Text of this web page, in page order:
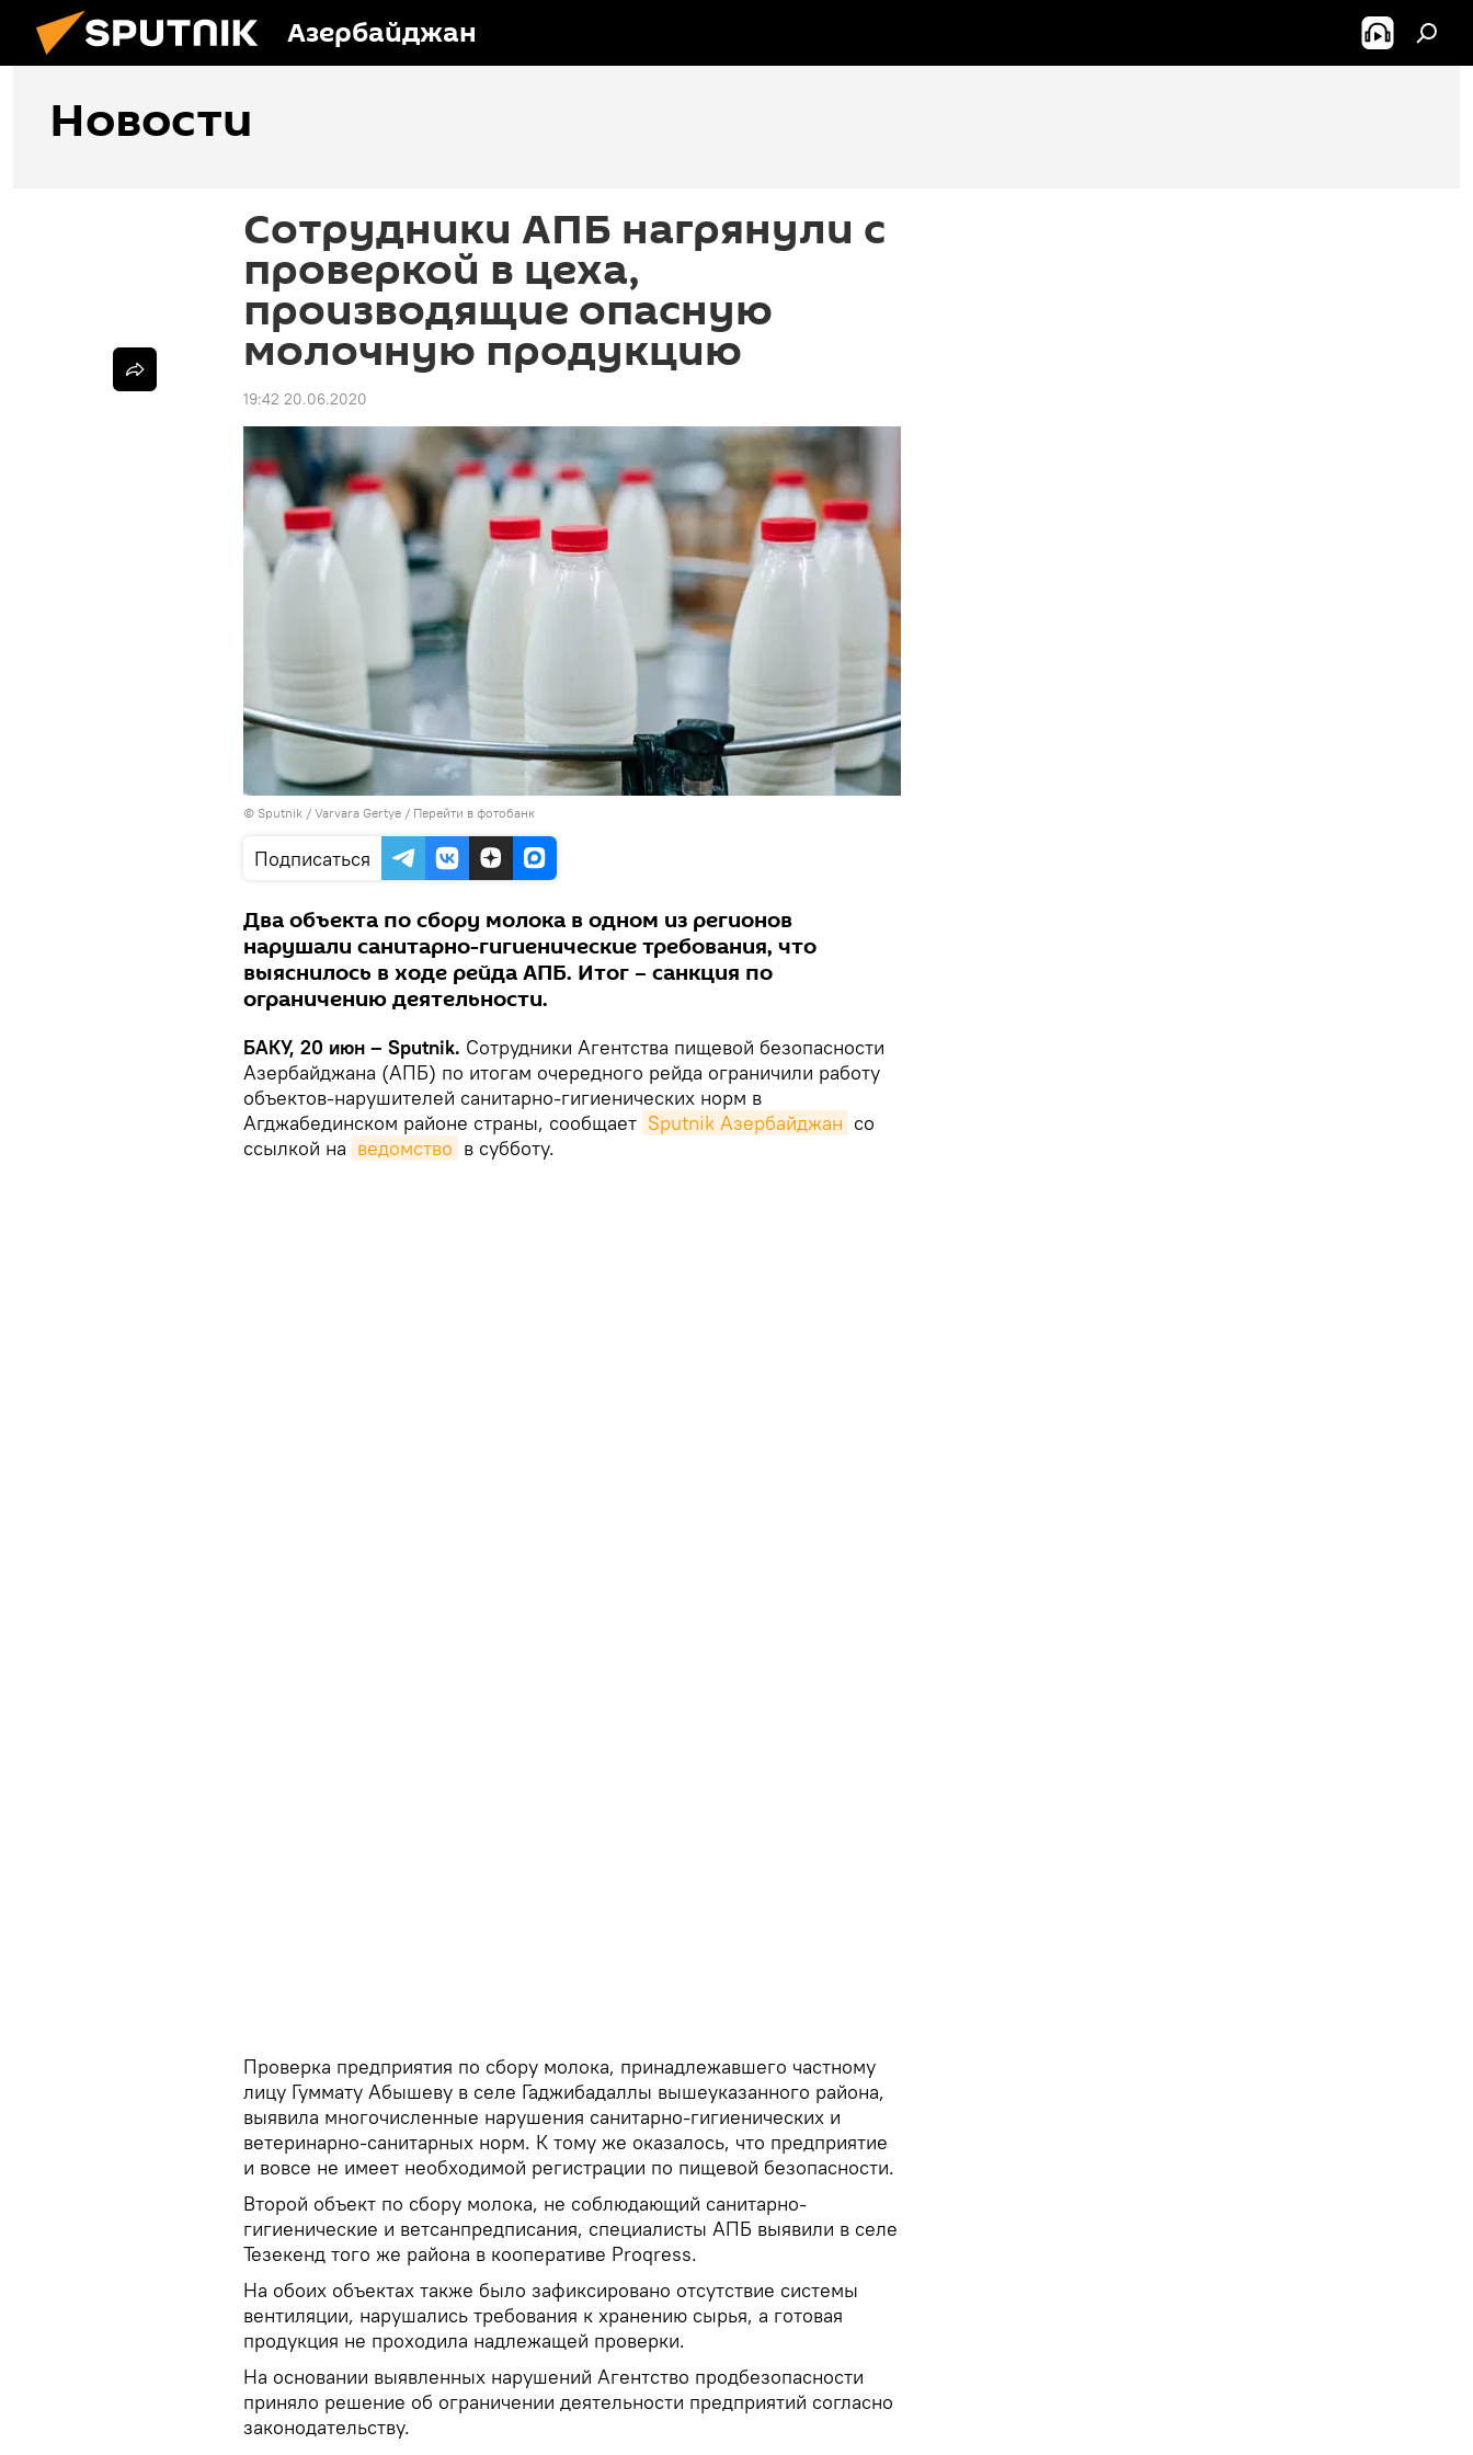
Азербайджан
Новости
Сотрудники АПБ нагрянули с
проверкой в цеха,
производящие опасную
молочную продукцию
19:42 20.06.2020
© Sputnik / Varvara Gertye / Перейти в фотобанк
Подписаться
Два объекта по сбору молока в одном из регионов
нарушали санитарно-гигиенические требования, что
выяснилось в ходе рейда АПБ. Итог – санкция по
ограничению деятельности.
БАКУ, 20 июн – Sputnik. Сотрудники Агентства пищевой безопасности
Азербайджана (АПБ) по итогам очередного рейда ограничили работу
объектов-нарушителей санитарно-гигиенических норм в
Агджабединском районе страны, сообщает Sputnik Азербайджан со
ссылкой на ведомство в субботу.
Проверка предприятия по сбору молока, принадлежавшего частному
лицу Гуммату Абышеву в селе Гаджибадаллы вышеуказанного района,
выявила многочисленные нарушения санитарно-гигиенических и
ветеринарно-санитарных норм. К тому же оказалось, что предприятие
и вовсе не имеет необходимой регистрации по пищевой безопасности.
Второй объект по сбору молока, не соблюдающий санитарно-
гигиенические и ветсанпредписания, специалисты АПБ выявили в селе
Тезекенд того же района в кооперативе Proqress.
На обоих объектах также было зафиксировано отсутствие системы
вентиляции, нарушались требования к хранению сырья, а готовая
продукция не проходила надлежащей проверки.
На основании выявленных нарушений Агентство продбезопасности
приняло решение об ограничении деятельности предприятий согласно
законодательству.